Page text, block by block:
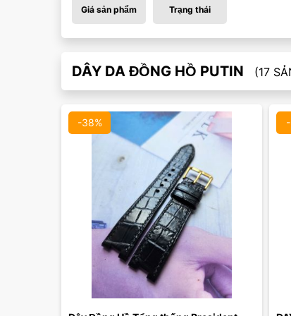
Giá sản phẩm Trạng thái
DÂY DA ĐỒNG HỒ PUTIN (17
-38%
Màu mặt:
Xóa